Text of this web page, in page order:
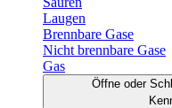
Laugen
Brennbare Gase
Nicht brennbare Gase
Gas
Öffne oder